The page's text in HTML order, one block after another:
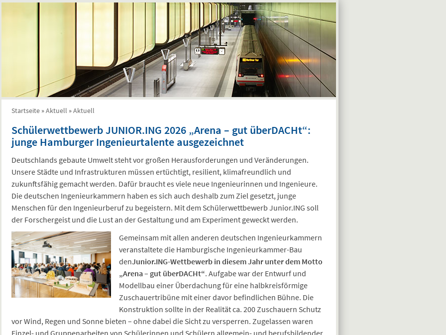
Sie sind hier
Startseite »Aktuell »Aktuell
Schülerwettbewerb JUNIOR.ING 2026 „Arena – gut überDACHt“:
junge Hamburger Ingenieurtalente ausgezeichnet
Deutschlands gebaute Umwelt steht vor großen Herausforderungen und Veränderungen.
Unsere Städte und Infrastrukturen müssen ertüchtigt, resilient, klimafreundlich und
zukunftsfähig gemacht werden. Dafür braucht es viele neue Ingenieurinnen und Ingenieure.
Die deutschen Ingenieurkammern haben es sich auch deshalb zum Ziel gesetzt, junge
Menschen für den Ingenieurberuf zu begeistern. Mit dem Schülerwettbewerb Junior.ING soll
der Forschergeist und die Lust an der Gestaltung und am Experiment geweckt werden.
Gemeinsam mit allen anderen deutschen Ingenieurkammern
veranstaltete die Hamburgische Ingenieurkammer-Bau
denJunior.ING-Wettbewerb in diesem Jahr unter dem Motto
„Arena – gut überDACHt“. Aufgabe war der Entwurf und
Modellbau einer Überdachung für eine halbkreisförmige
Zuschauertribüne mit einer davor befindlichen Bühne. Die
Konstruktion sollte in der Realität ca. 200 Zuschauern Schutz
vor Wind, Regen und Sonne bieten – ohne dabei die Sicht zu versperren. Zugelassen waren
Einzel- und Gruppenarbeiten von Schülerinnen und Schülern allgemein- und berufsbildender